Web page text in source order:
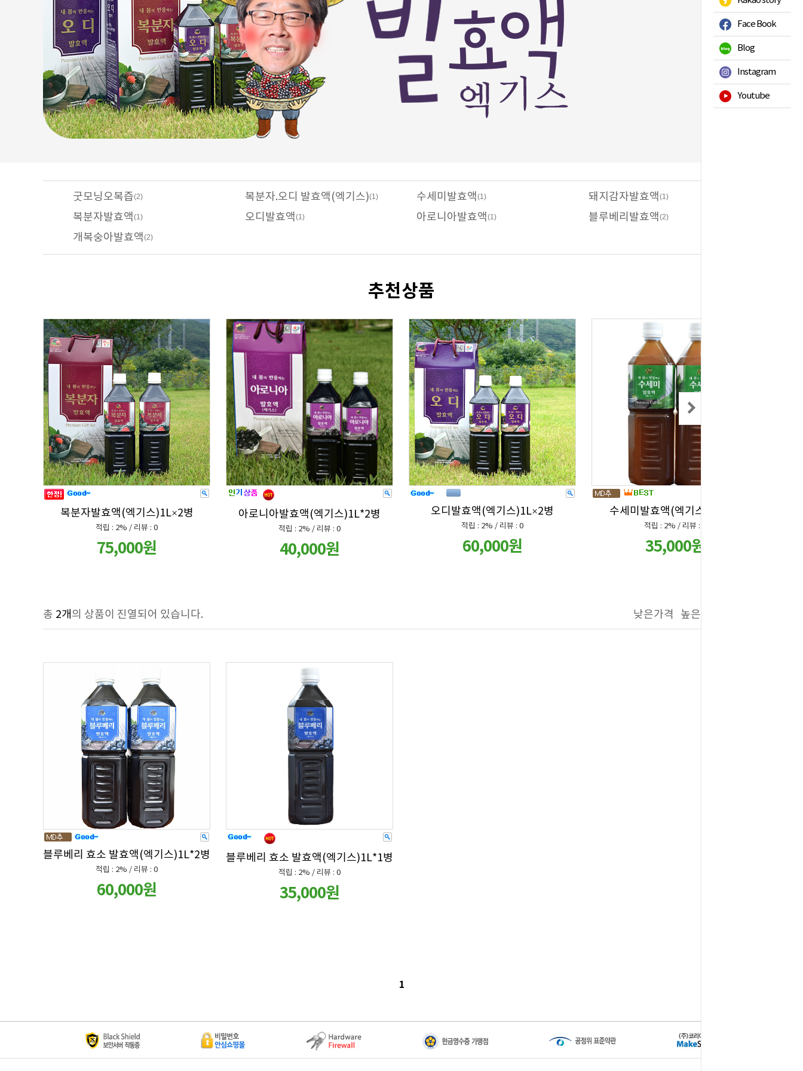
Face Book
Blog
Instagram
Youtube
굿모닝오복즙(2) 복분자.오디 발효액(엑기스)(1) 수세미발효액(1) 돼지감자발효액(1)
복분자발효액(1) 오디발효액(1) 아로니아발효액(1) 블루베리발효액(2)
개복숭아발효액(2)
추천상품
복분자발효액(엑기스)1L×2병
적립 : 2% / 리뷰 : 0
75,000원
아로니아발효액(엑기스)1L*2병
적립 : 2% / 리뷰 : 0
40,000원
오디발효액(엑기스)1L×2병
적립 : 2% / 리뷰 : 0
60,000원
수세미발효액(엑기스)1L*2병
적립 : 2% / 리뷰 : 0
35,000원
총 2개의 상품이 진열되어 있습니다. 낮은가격 높은가격
블루베리 효소 발효액(엑기스)1L*2병
적립 : 2% / 리뷰 : 0
60,000원
블루베리 효소 발효액(엑기스)1L*1병
적립 : 2% / 리뷰 : 0
35,000원
1